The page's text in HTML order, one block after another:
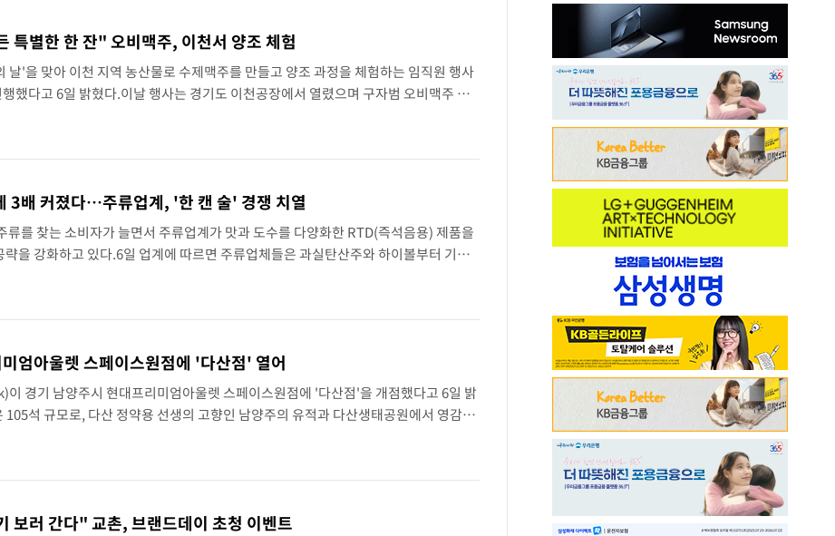
특별한 한 잔" 오비맥주, 이천서 양조 체험
날'을 맞아 이천 지역 농산물로 수제맥주를 만들고 양조 과정을 체험하는 임직원 행사
했다고 6일 밝혔다.이날 행사는 경기도 이천공장에서 열렸으며 구자범 오비맥주 수
장장, 김준규 브루마스터 등 임직원 50여명이 참여했다.참가자들은 이천공장 내 맥
3배 커졌다…주류업계, '한 캔 술' 경쟁 치열
류를 찾는 소비자가 늘면서 주류업계가 맛과 도수를 다양화한 RTD(즉석음용) 제품을
략을 강화하고 있다.6일 업계에 따르면 주류업체들은 과실탄산주와 하이볼부터 기존
한 제품까지 RTD 제품군을 넓히고 있다.RTD는 별도의 재료를 준비하거나 술을 섞는
엄아울렛 스페이스원점에 '다산점' 열어
경기 남양주시 현대프리미엄아울렛 스페이스원점에 '다산점'을 개점했다고 6일 밝
석 규모로, 다산 정약용 선생의 고향인 남양주의 유적과 다산생태공원에서 영감을
소를 가미해 목재로 격자무늬와 아치형 구조를 만들어 천장을 장식했으며, 식물 등 자
보러 간다" 교촌, 브랜드데이 초청 이벤트